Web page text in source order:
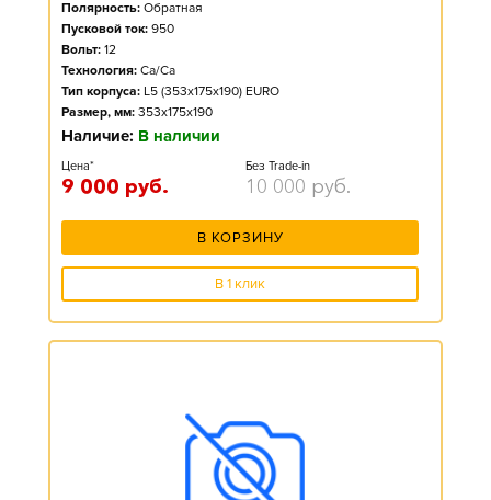
Полярность: Обратная
Пусковой ток: 950
Вольт: 12
Технология: Ca/Ca
Тип корпуса: L5 (353x175x190) EURO
Размер, мм: 353x175x190
Наличие: В наличии
Цена*
9 000 руб.
Без Trade-in
10 000 руб.
В КОРЗИНУ
В 1 клик